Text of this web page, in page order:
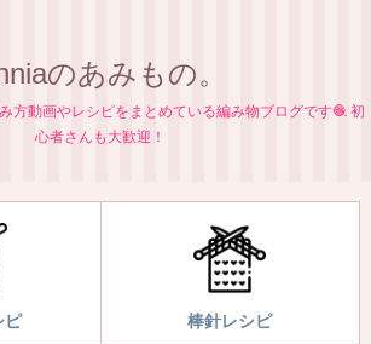
のあみもの。
方動画やレシピをまとめている編み物ブログです🧶 初
心者さんも大歓迎！
ピ 棒針レシピ